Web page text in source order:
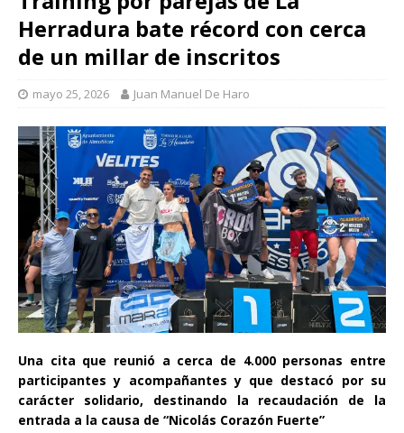
Herradura bate récord con cerca
de un millar de inscritos
mayo 25, 2026 Juan Manuel De Haro
Una cita que reunió a cerca de 4.000 personas entre
participantes y acompañantes y que destacó por su
carácter solidario, destinando la recaudación de la
entrada a la causa de “Nicolás Corazón Fuerte”